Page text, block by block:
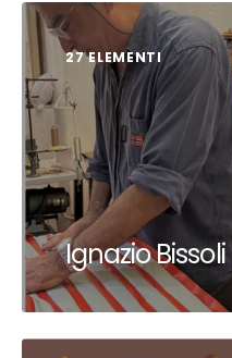
27 ELEMENTI
Ignazio Bissoli